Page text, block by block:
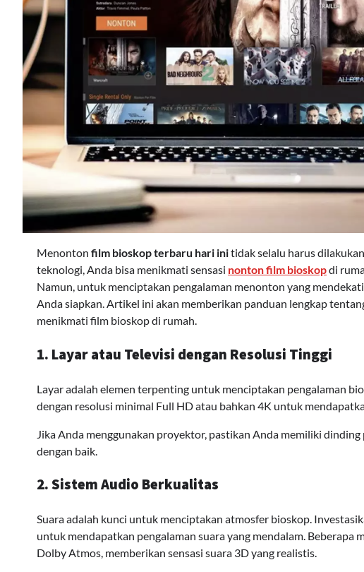
Menonton film bioskop terbaru hari initidak selalu harus
teknologi, Anda bisa menikmati sensasi nonton film bioskopdi
Namun, untuk menciptakan pengalaman menonton yang
Anda siapkan. Artikel ini akan memberikan panduan lengkap
menikmati film bioskop di rumah.
1. Layar atau Televisi dengan Resolusi Tinggi
Layar adalah elemen terpenting untuk menciptakan pengalaman
dengan resolusi minimal Full HD atau bahkan 4K untuk
Jika Anda menggunakan proyektor, pastikan Anda memiliki
dengan baik.
2. Sistem Audio Berkualitas
Suara adalah kunci untuk menciptakan atmosfer bioskop.
untuk mendapatkan pengalaman suara yang mendalam.
Dolby Atmos, memberikan sensasi suara 3D yang realistis.